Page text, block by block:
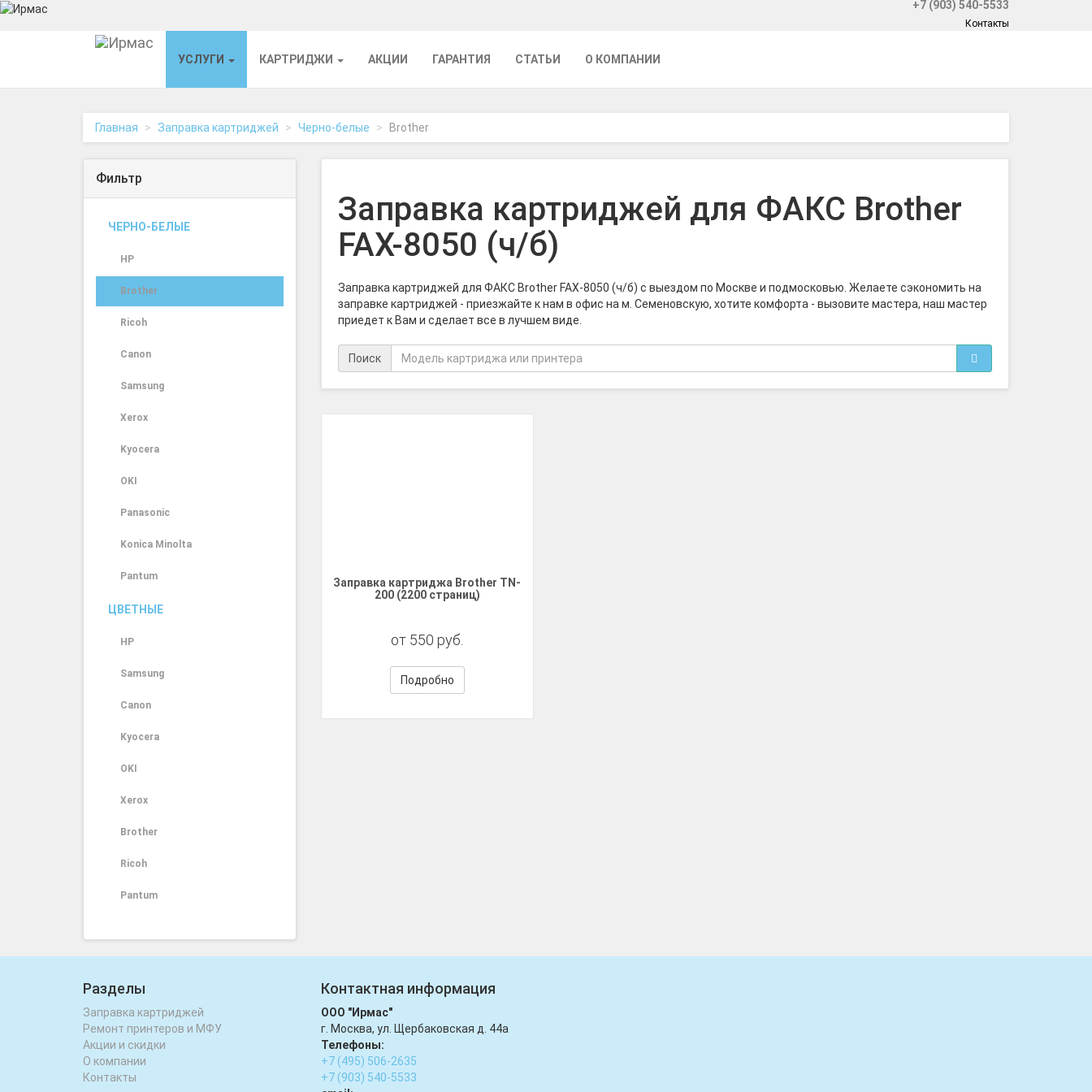
+7 (903) 540-5533
Контакты
УСЛУГИ КАРТРИДЖИ АКЦИИ ГАРАНТИЯ СТАТЬИ О КОМПАНИИ
Главная Заправка картриджей Черно-белые Brother
Фильтр
ЧЕРНО-БЕЛЫЕ
HP
Brother
Ricoh
Canon
Samsung
Xerox
Kyocera
OKI
Panasonic
Konica Minolta
Pantum
ЦВЕТНЫЕ
HP
Samsung
Canon
Kyocera
OKI
Xerox
Brother
Ricoh
Pantum
Заправка картриджей для ФАКС Brother
FAX-8050 (ч/б)
Заправка картриджей для ФАКС Brother FAX-8050 (ч/б) с выездом по Москве и подмосковью. Желаете сэкономить на
заправке картриджей - приезжайте к нам в офис на м. Семеновскую, хотите комфорта - вызовите мастера, наш мастер
приедет к Вам и сделает все в лучшем виде.
Поиск
Заправка картриджа Brother TN-
200 (2200 страниц)
от 550 руб.
Подробно
Разделы
Заправка картриджей
Ремонт принтеров и МФУ
Акции и скидки
О компании
Контакты
Контактная информация
ООО "Ирмас"
г. Москва, ул. Щербаковская д. 44а
Телефоны:
+7 (495) 506-2635
+7 (903) 540-5533